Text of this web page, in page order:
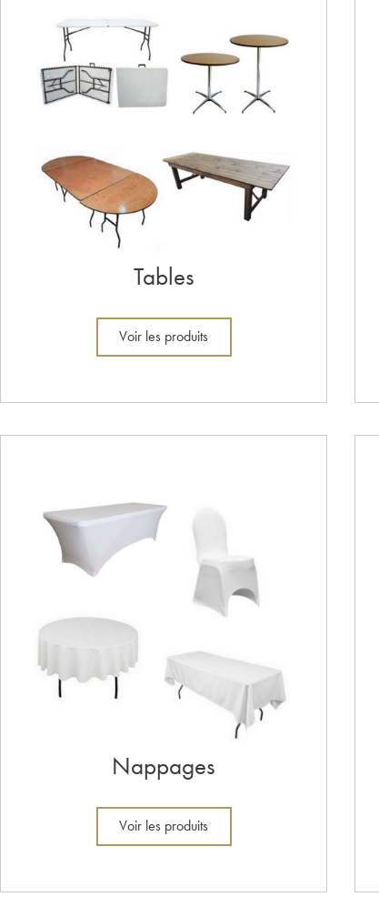
Tables
Voir les produits
Nappages
Voir les produits